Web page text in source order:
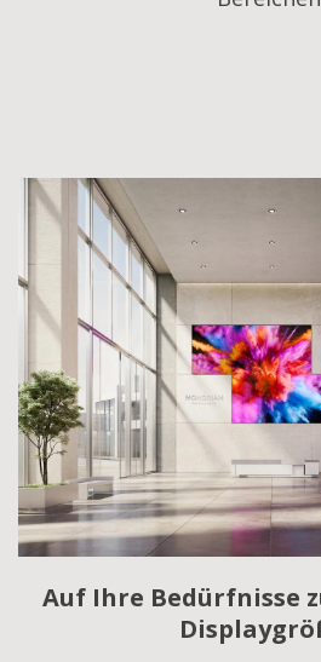
Auf Ihre Bedürfnisse